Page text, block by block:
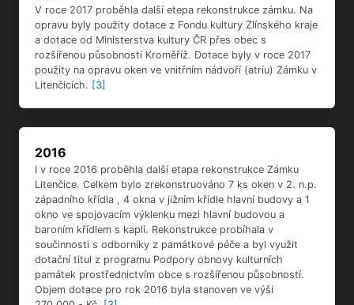
V roce 2017 proběhla další etepa rekonstrukce zámku. Na
opravu byly použity dotace z Fondu kultury Zlínského kraje
a dotace od Ministerstva kultury ČR přes obec s
rozšířenou působností Kroměříž. Dotace byly v roce 2017
použity na opravu oken ve vnitřním nádvoří (atriu) Zámku v
Litenčicích. [3]
2016
I v roce 2016 proběhla další etapa rekonstrukce Zámku
Litenčice. Celkem bylo zrekonstruováno 7 ks oken v 2. n.p.
západního křídla , 4 okna v jižním křídle hlavní budovy a 1
okno ve spojovacím výklenku mezi hlavní budovou a
baroním křídlem s kaplí. Rekonstrukce probíhala v
součinnosti s odborníky z památkové péče a byl využit
dotační titul z programu Podpory obnovy kulturních
památek prostřednictvím obce s rozšířenou působností.
Objem dotace pro rok 2016 byla stanoven ve výši